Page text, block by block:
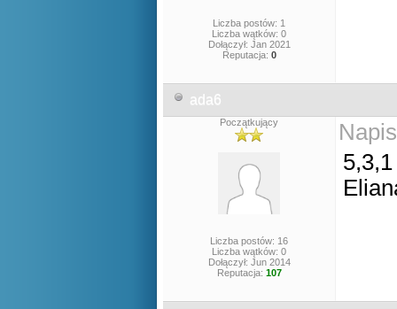
Liczba postów: 1
Liczba wątków: 0
Dołączył: Jan 2021
Reputacja: 0
ada6
Początkujący
Liczba postów: 16
Liczba wątków: 0
Dołączył: Jun 2014
Reputacja: 107
5,3,1